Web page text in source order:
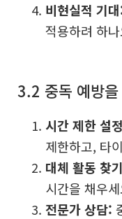
비현실적 기
적용하려 하
3.2 중독 예방
시간 제한 설
제한하고, 타
대체 활동 찾
시간을 채우
전문가 상담: